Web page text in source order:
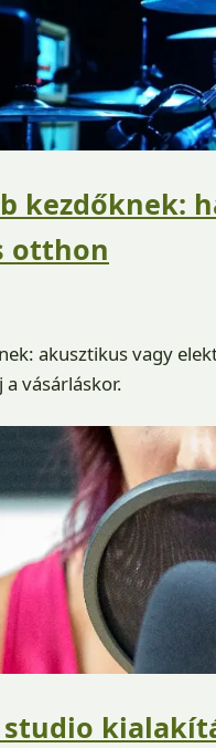
kezdőknek:
otthon
akusztikus vagy
vásárláskor.